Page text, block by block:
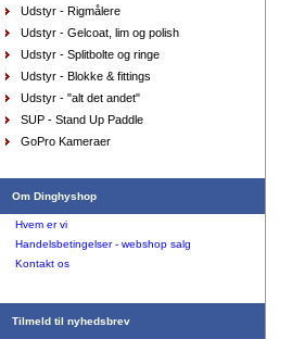
AquaFleece Classic RESTSALG - womens, vælg
størrelse farve purpl
DKK575,00
412,80
Våddragt Musto Hikers m. pads, medium
Udstyr - Rigmålere
Udstyr - Gelcoat, lim og polish
Udstyr - Splitbolte og ringe
Udstyr - Blokke & fittings
Udstyr - "alt det andet"
SUP - Stand Up Paddle
GoPro Kameraer
Om Dinghyshop
Hvem er vi
Handelsbetingelser - webshop salg
Kontakt os
Tilmeld til nyhedsbrev